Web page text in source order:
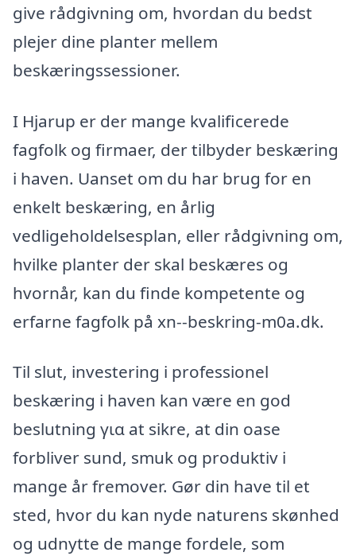
give rådgivning om, hvordan du bedst
plejer dine planter mellem
beskæringssessioner.
I Hjarup er der mange kvalificerede
fagfolk og firmaer, der tilbyder beskæring
i haven. Uanset om du har brug for en
enkelt beskæring, en årlig
vedligeholdelsesplan, eller rådgivning om,
hvilke planter der skal beskæres og
hvornår, kan du finde kompetente og
erfarne fagfolk på xn--beskring-m0a.dk.
Til slut, investering i professionel
beskæring i haven kan være en god
beslutning για at sikre, at din oase
forbliver sund, smuk og produktiv i
mange år fremover. Gør din have til et
sted, hvor du kan nyde naturens skønhed
og udnytte de mange fordele, som